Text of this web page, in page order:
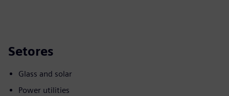
Setores
Glass and solar
Power utilities